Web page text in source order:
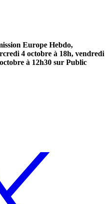
Europe Hebdo,
4 octobre à 18h, vendredi
à 12h30 sur Public